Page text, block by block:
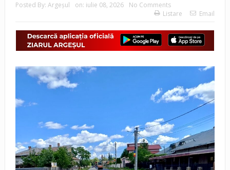
Posted By: Argeşul on: iulie 08, 2026
No Comments
Listare
Email